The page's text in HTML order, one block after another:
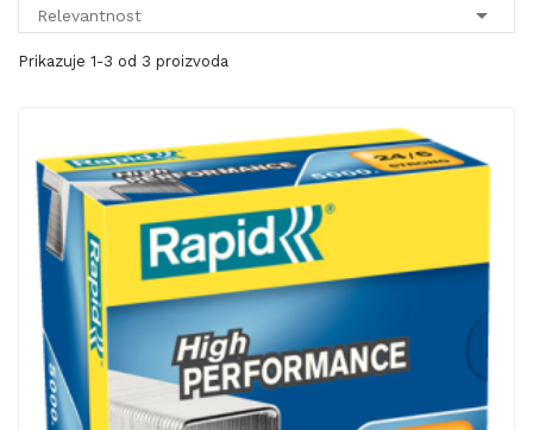
Relevantnost 
Prikazuje 1-3 od 3 proizvoda